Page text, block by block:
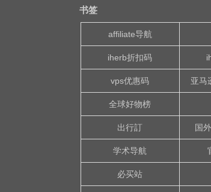
书签
affiliate导航
iherb折扣码
vps优惠码 亚马
全球好物榜
出行訂 国
学术导航
必买站